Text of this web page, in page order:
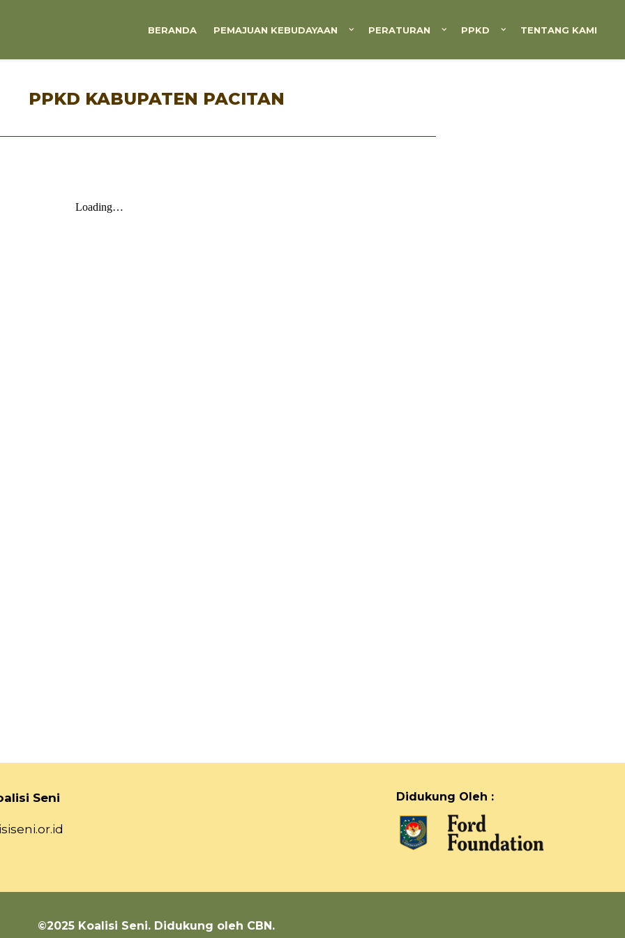
BERANDA PEMAJUAN KEBUDAYAAN PERATURAN PPKD TENTANG KAMI
PPKD KABUPATEN PACITAN
Seni Didukung Oleh :
©2025 Koalisi Seni. Didukung oleh CBN.